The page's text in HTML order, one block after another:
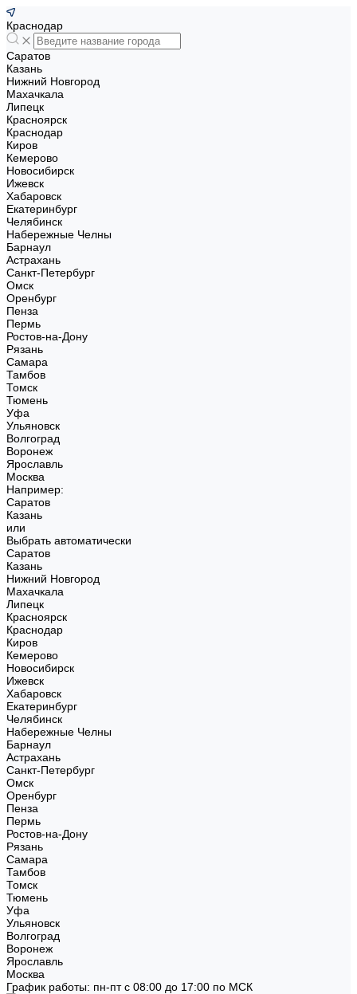
Краснодар
Саратов
Казань
Нижний Новгород
Махачкала
Липецк
Красноярск
Краснодар
Киров
Кемерово
Новосибирск
Ижевск
Хабаровск
Екатеринбург
Челябинск
Набережные Челны
Барнаул
Астрахань
Санкт-Петербург
Омск
Оренбург
Пенза
Пермь
Ростов-на-Дону
Рязань
Самара
Тамбов
Томск
Тюмень
Уфа
Ульяновск
Волгоград
Воронеж
Ярославль
Москва
Например:
Саратов
Казань
или
Выбрать автоматически
Саратов
Казань
Нижний Новгород
Махачкала
Липецк
Красноярск
Краснодар
Киров
Кемерово
Новосибирск
Ижевск
Хабаровск
Екатеринбург
Челябинск
Набережные Челны
Барнаул
Астрахань
Санкт-Петербург
Омск
Оренбург
Пенза
Пермь
Ростов-на-Дону
Рязань
Самара
Тамбов
Томск
Тюмень
Уфа
Ульяновск
Волгоград
Воронеж
Ярославль
Москва
График работы: пн-пт с 08:00 до 17:00 по МСК